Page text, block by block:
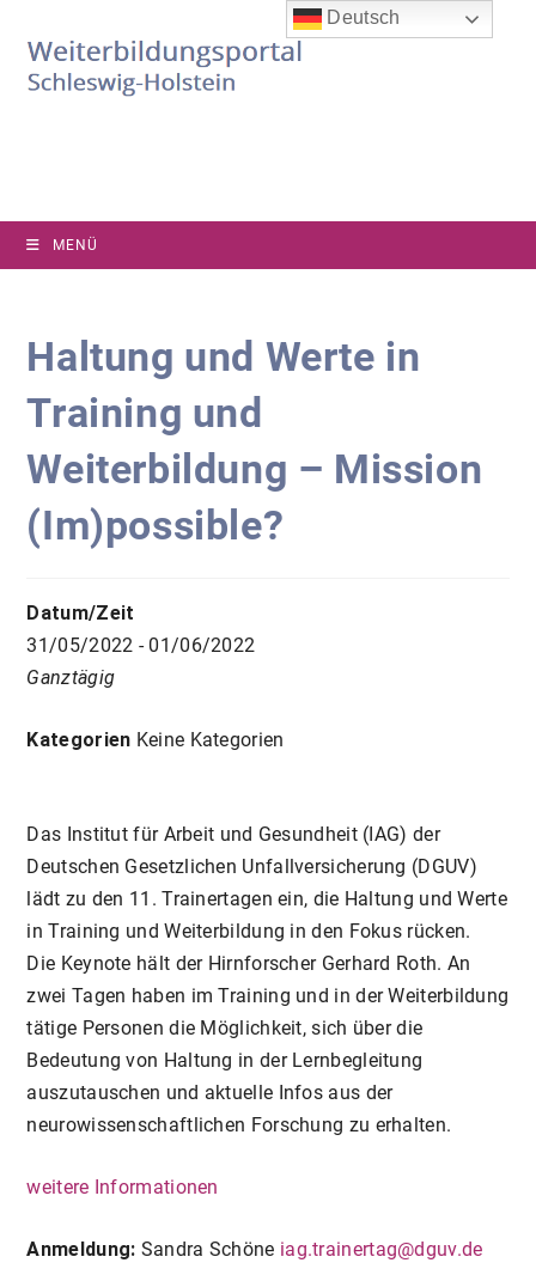
Inhalt
springen
MENÜ
Haltung und Werte in
Training und
Weiterbildung – Mission
(Im)possible?
Datum/Zeit
31/05/2022 - 01/06/2022
Ganztägig
Kategorien Keine Kategorien
Das Institut für Arbeit und Gesundheit (IAG) der
Deutschen Gesetzlichen Unfallversicherung (DGUV)
lädt zu den 11. Trainertagen ein, die Haltung und Werte
in Training und Weiterbildung in den Fokus rücken.
Die Keynote hält der Hirnforscher Gerhard Roth. An
zwei Tagen haben im Training und in der Weiterbildung
tätige Personen die Möglichkeit, sich über die
Bedeutung von Haltung in der Lernbegleitung
auszutauschen und aktuelle Infos aus der
neurowissenschaftlichen Forschung zu erhalten.
weitere Informationen
Anmeldung: Sandra Schöne iag.trainertag@dguv.de
Deutsch